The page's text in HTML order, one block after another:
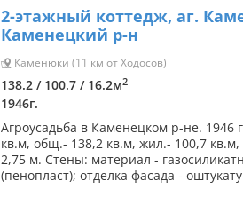
2-этажный коттедж, аг.
Каменецкий р-н
Каменюки (11 км от Ходосов)
138.2 / 100.7 / 16.2м2
1946г.
Агроусадьба в Каменецком р-не.
кв.м, общ.- 138,2 кв.м, жил.- 100,7 кв.м,
2,75 м. Стены: материал -
(пенопласт); отделка фасада -